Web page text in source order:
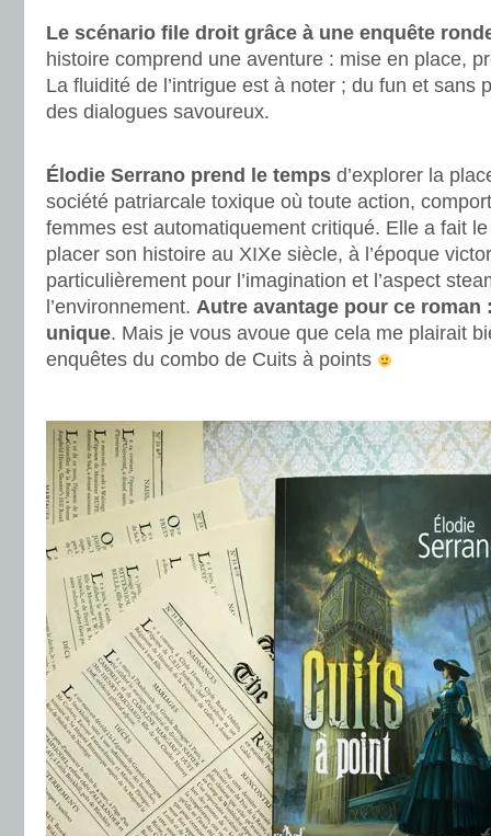
Le scénario file droit grâce à une enquête
histoire comprend une aventure : mise en place,
La fluidité de l’intrigue est à noter ; du fun et sans
des dialogues savoureux.
Élodie Serrano prend le temps d’explorer la
société patriarcale toxique où toute action,
femmes est automatiquement critiqué. Elle a fait
placer son histoire au XIXe siècle, à l’époque
particulièrement pour l’imagination et l’aspect
l’environnement. Autre avantage pour ce roman
unique. Mais je vous avoue que cela me plairait
enquêtes du combo de Cuits à points